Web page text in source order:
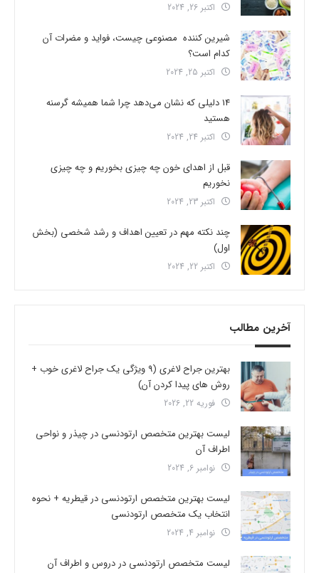
اکتبر 26, 2024
شیرین کننده مصنوعی چیست، فواید و مضرات آن
کدام است؟
اکتبر 25, 2024
14 دلیلی که نشان می‌دهد چرا شما همیشه گرسنه
هستید
اکتبر 24, 2024
قبل از اهدای خون چه چیزی بخوریم و چه چیزی
نخوریم
اکتبر 23, 2024
چند نکته مهم در تعیین اهداف و رشد شخصی (بخش
اول)
اکتبر 22, 2024
آخرین مطالب
بهترین جراح لاغری (9 ویژگی یک جراح لاغری خوب +
روش های پیدا کردن آن)
فوریه 22, 2026
لیست بهترین متخصص ارتودنسی در چیذر و نواحی
اطراف آن
نوامبر 6, 2024
لیست بهترین متخصص ارتودنسی در قیطریه + نحوه
انتخاب یک متخصص ارتودنسی
نوامبر 4, 2024
لیست متخصص ارتودنسی در دروس و اطراف آن